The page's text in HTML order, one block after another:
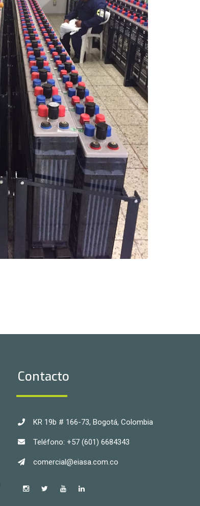
Contacto
KR 19b # 166-73, Bogotá, Colombia
Teléfono: +57 (601) 6684343
comercial@eiasa.com.co